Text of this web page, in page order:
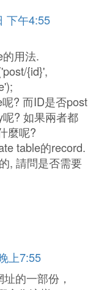
下午4:55
用法.
{id}',
? 而ID是否post
? 如果兩者都
麼呢?
table的record.
, 請問是否需要
上7:55
的一部份，